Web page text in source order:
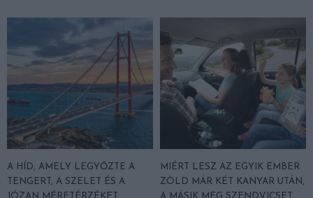
A HÍD, AMELY LEGYŐZTE A
TENGERT, A SZELET ÉS A
MIÉRT LESZ AZ EGYIK EMBER
ZÖLD MÁR KÉT KANYAR UTÁN,